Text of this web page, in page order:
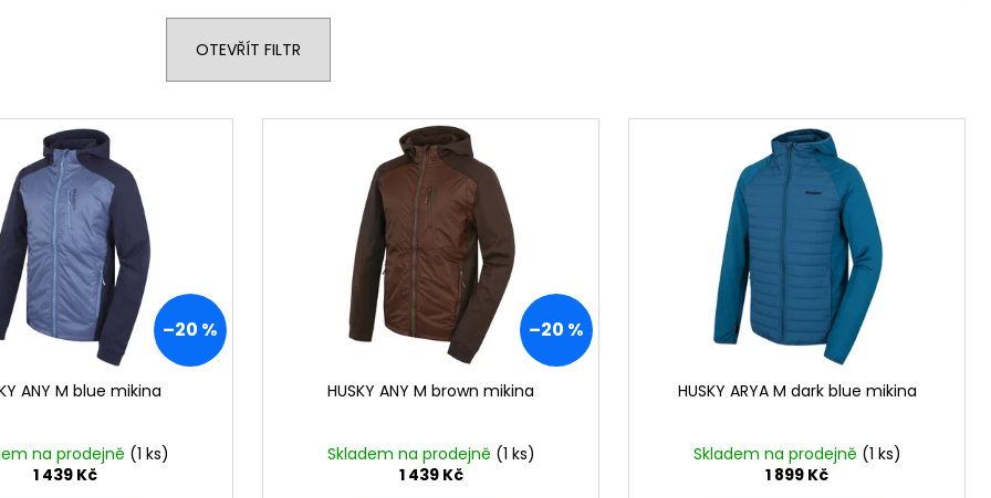
OTEVŘÍT FILTR
–20 %
ANY M blue mikina
na prodejně (1 ks)
1 439 Kč
–20 %
HUSKY ANY M brown mikina
Skladem na prodejně (1 ks)
1 439 Kč
HUSKY ARYA M dark blue mikina
Skladem na prodejně (1 ks)
1 899 Kč